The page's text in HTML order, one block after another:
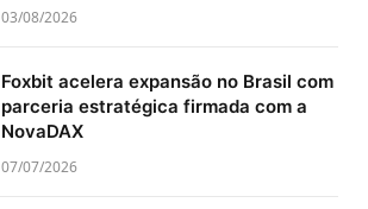
03/08/2026
Foxbit acelera expansão no Brasil com
parceria estratégica firmada com a
NovaDAX
07/07/2026